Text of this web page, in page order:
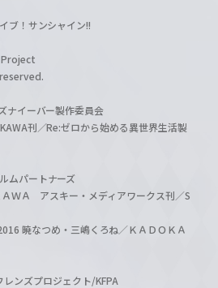
ブ！サンシャイン!!
ナイーバー製作委員会
刊／Re:ゼロから始める異世界生活製
ムパートナーズ
ＷＡ アスキー・メディアワークス刊／S
暁なつめ・三嶋くろね／ＫＡＤＯＫＡ
ンズプロジェクト/KFPA